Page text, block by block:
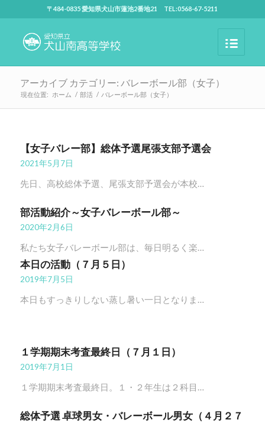
〒484-0835 愛知県犬山市蓮池2番地21 TEL:0568-67-5211
アーカイブ カテゴリー: バレーボール部（女子）
現在位置: ホーム / 部活 / バレーボール部（女子）
【女子バレー部】総体予選尾張支部予選会
2021年5月7日
先日、高校総体予選、尾張支部予選会が本校…
部活動紹介～女子バレーボール部～
2020年2月6日
私たち女子バレーボール部は、毎日明るく楽…
本日の活動（７月５日）
2019年7月5日
本日もすっきりしない蒸し暑い一日となりま…
１学期期末考査最終日（７月１日）
2019年7月1日
１学期期末考査最終日。１・２年生は２科目…
総体予選 卓球男女・バレーボール男女（４月２７